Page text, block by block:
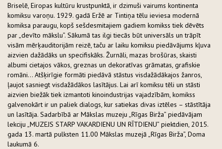
Briselē, Eiropas kultūru krustpunktā, ir dzimuši vairums kontinenta
komiksu varoņu. 1929. gadā Eržē ar Tintiņa tēlu ieviesa modernā
komiksa paraugu, kopš sešdesmitajiem gadiem komikss tiek dēvēts
par „devīto mākslu”. Sākumā tas ilgi tiecās būt universāls un trāpīt
visām mērķauditorijām reizē, taču ar laiku komiksu piedāvājums kļuva
aizvien dažādāks un specifiskāks. Žurnāli, mazas brošūras, skaisti
albumi cietajos vākos, greznas un dekoratīvas grāmatas, grafiskie
romāni… Atšķirīgie formāti piedāvā stāstus visdažādākajos žanros,
ļaujot sasniegt visdažādākos lasītājus. Lai arī komiksu tēli un stāsti
aizvien biežāk tiek izmantoti kinoindustrijas vajadzībām, komikss
galvenokārt ir un paliek dialogs, kur satiekas divas iztēles – stāstītāja
un lasītāja. Sadarbībā ar Mākslas muzeju „Rīgas Birža” piedāvājam
lekciju „MUZEJS STARP VAKARDIENU UN RĪTDIENU” piektdien, 2015.
gada 13. martā pulksten 11.00 Mākslas muzejā „Rīgas Birža”, Doma
laukumā 6.